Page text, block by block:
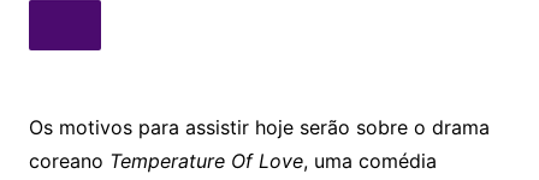
Os motivos para assistir hoje serão sobre o drama
coreano Temperature Of Love, uma comédia